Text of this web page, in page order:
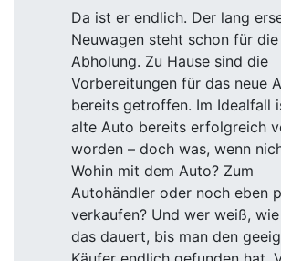
Da ist er endlich. Der lang
Neuwagen steht schon für die
Abholung. Zu Hause sind die
Vorbereitungen für das neue
bereits getroffen. Im Idealfall
alte Auto bereits erfolgreich
worden – doch was, wenn
Wohin mit dem Auto? Zum
Autohändler oder noch eben
verkaufen? Und wer weiß,
das dauert, bis man den